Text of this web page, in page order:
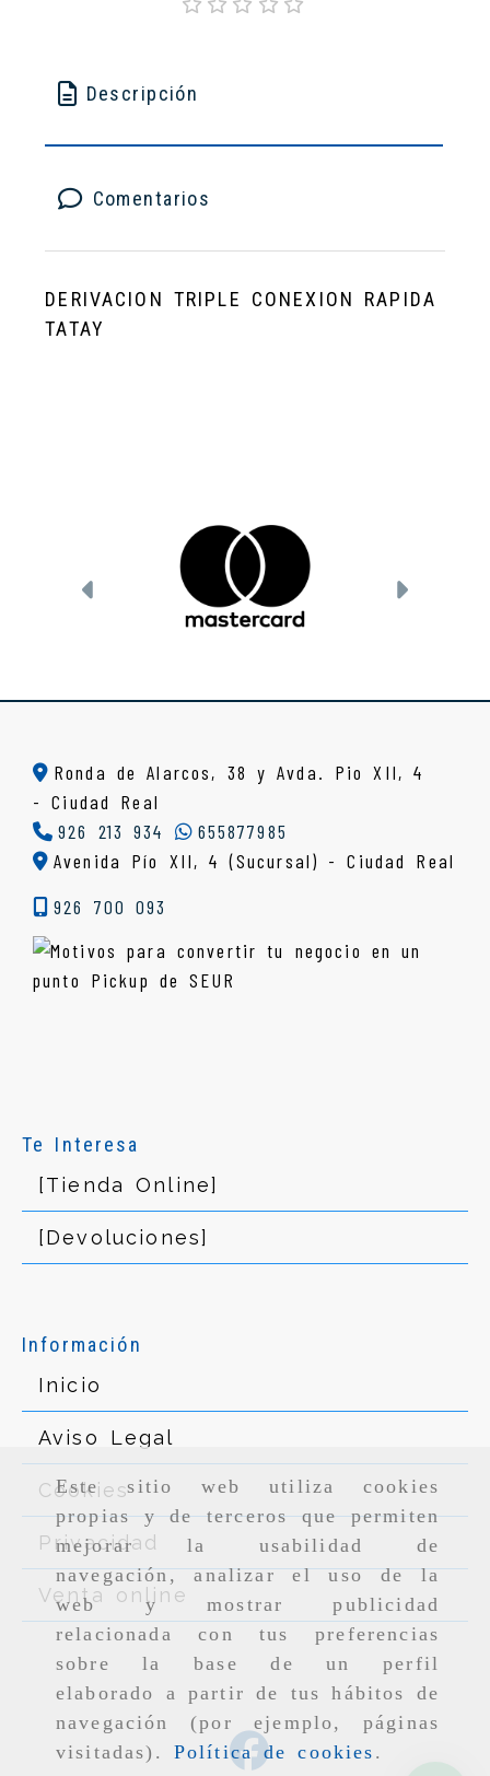
Este sitio web utiliza cookies
propias y de terceros que permiten
mejorar la usabilidad de
navegación, analizar el uso de la
web y mostrar publicidad
relacionada con tus preferencias
sobre la base de un perfil
elaborado a partir de tus hábitos de
navegación (por ejemplo, páginas
visitadas). Política de cookies .
Descripción
Comentarios
DERIVACION TRIPLE CONEXION RAPIDA
TATAY
Anterior
Ronda de Alarcos, 38 y Avda. Pio XII, 4
-Ciudad Real
926 213 934
655877985
Avenida Pío XII, 4 (Sucursal) - Ciudad Real
926 700 093
Te Interesa
[Tienda Online]
[Devoluciones]
Información
Inicio
Aviso Legal
Cookies
Privacidad
Venta online